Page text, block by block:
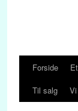
HopForside
Til salg